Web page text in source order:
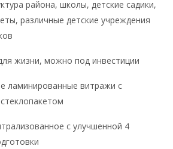
района, школы, детские садики,
различные детские учреждения
жизни, можно под инвестиции
ламинированные витражи с
с улучшенной 4